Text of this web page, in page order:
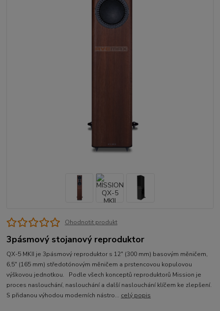
Ohodnotit produkt
3pásmový stojanový reproduktor
QX-5 MKII je 3pásmový reproduktor s 12″ (300 mm) basovým měničem,
6,5″ (165 mm) středotónovým měničem a prstencovou kopulovou
výškovou jednotkou. Podle všech konceptů reproduktorů Mission je
proces naslouchání, naslouchání a další naslouchání klíčem ke zlepšení.
S přidanou výhodou moderních nástro... celý popis